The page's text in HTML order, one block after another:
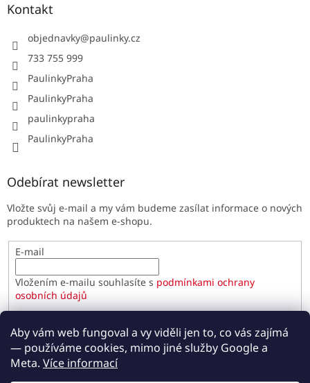
Aby vám web fungoval a vy viděli jen to, co vás zajímá
— používáme cookies, mimo jiné služby Google a
Meta. Více informací
Kontakt
objednavky@paulinky.cz
733 755 999
PaulinkyPraha
PaulinkyPraha
paulinkypraha
PaulinkyPraha
Odebírat newsletter
Vložte svůj e-mail a my vám budeme zasílat informace o nových
produktech na našem e-shopu.
E-mail
Vložením e-mailu souhlasíte s podmínkami ochrany
osobních údajů
PŘIHLÁSIT SE